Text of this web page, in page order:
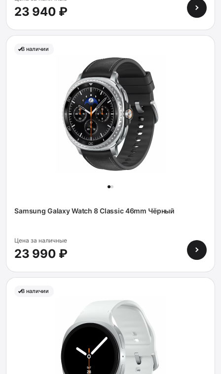
23 940 ₽
В наличии
Samsung Galaxy Watch 8 Classic 46mm Чёрный
Цена за наличные
23 990 ₽
В наличии